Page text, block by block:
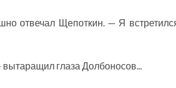
отвечал Щепоткин. — Я
глаза Долбоносов...